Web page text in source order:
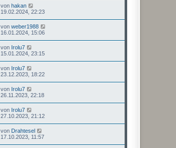
von hakan
19.02.2024, 22:23
von weber1988
16.01.2024, 15:06
von Irolu7
15.01.2024, 23:15
von Irolu7
23.12.2023, 18:22
von Irolu7
26.11.2023, 22:18
von Irolu7
27.10.2023, 21:12
von Drahtesel
17.10.2023, 11:57